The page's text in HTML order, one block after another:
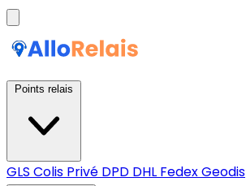
GLS Colis Privé DPD DHL FedexGeodis